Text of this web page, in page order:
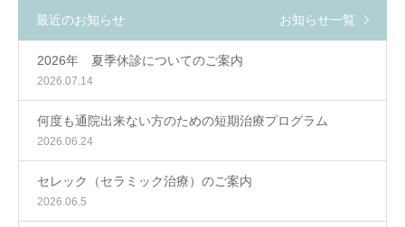
最近のお知らせ お知らせ一覧
2026年 夏季休診についてのご案内
2026.07.14
何度も通院出来ない方のための短期治療プログラム
2026.06.24
セレック（セラミック治療）のご案内
2026.06.5